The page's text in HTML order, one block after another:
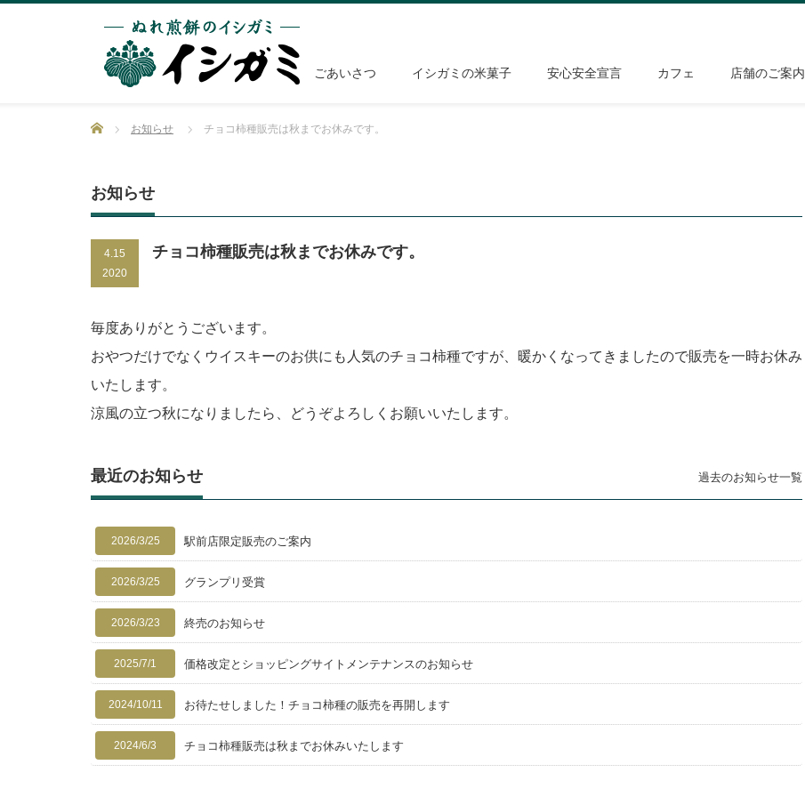
ごあいさつ イシガミの米菓子 安心安全宣言 カフェ 店舗のご案内
Home お知らせ チョコ柿種販売は秋までお休みです。
お知らせ
4.15
2020
チョコ柿種販売は秋までお休みです。
毎度ありがとうございます。
おやつだけでなくウイスキーのお供にも人気のチョコ柿種ですが、暖かくなってきましたので販売を一時お休み
いたします。
涼風の立つ秋になりましたら、どうぞよろしくお願いいたします。
最近のお知らせ
2026/3/25 駅前店限定販売のご案内
2026/3/25 グランプリ受賞
2026/3/23 終売のお知らせ
2025/7/1 価格改定とショッピングサイトメンテナンスのお知らせ
2024/10/11 お待たせしました！チョコ柿種の販売を再開します
2024/6/3 チョコ柿種販売は秋までお休みいたします
過去のお知らせ一覧